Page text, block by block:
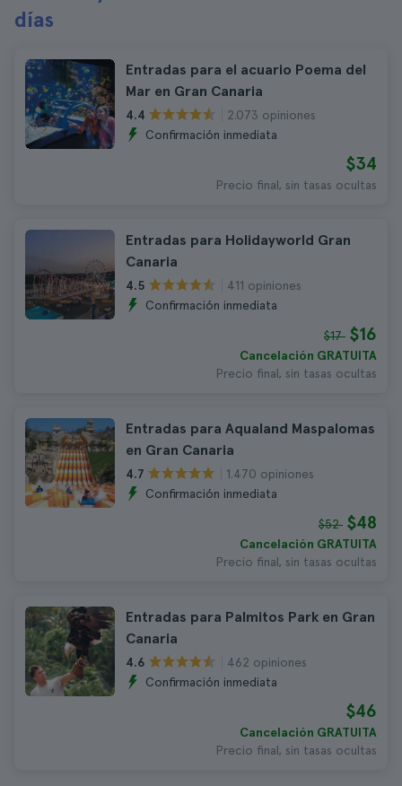
días
Entradas para el acuario Poema del
Mar en Gran Canaria
4.4
2.073 opiniones
Confirmación inmediata
$34
Precio final, sin tasas ocultas
Entradas para Holidayworld Gran
Canaria
4.5
411 opiniones
Confirmación inmediata
$17 $16
Cancelación GRATUITA
Precio final, sin tasas ocultas
Entradas para Aqualand Maspalomas
en Gran Canaria
4.7
1.470 opiniones
Confirmación inmediata
$52 $48
Cancelación GRATUITA
Precio final, sin tasas ocultas
Entradas para Palmitos Park en Gran
Canaria
4.6
462 opiniones
Confirmación inmediata
$46
Cancelación GRATUITA
Precio final, sin tasas ocultas